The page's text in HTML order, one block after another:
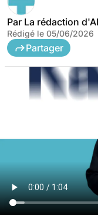
Par La rédaction
Rédigé le 05/06/2026
Partager